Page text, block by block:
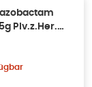
Plv.z.Her.